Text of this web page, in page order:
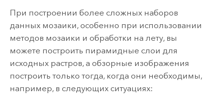
При построении более сложных наборов
данных мозаики, особенно при использовании
методов мозаики и обработки на лету, вы
можете построить пирамидные слои для
исходных растров, а обзорные изображения
построить только тогда, когда они необходимы,
например, в следующих ситуациях: